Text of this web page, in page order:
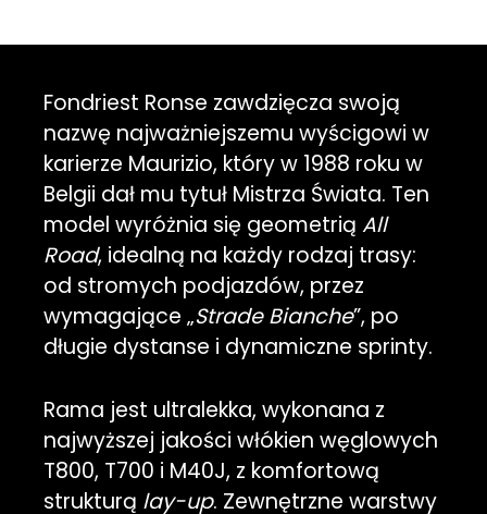
Fondriest Ronse zawdzięcza swoją
nazwę najważniejszemu wyścigowi w
karierze Maurizio, który w 1988 roku w
Belgii dał mu tytuł Mistrza Świata. Ten
model wyróżnia się geometrią All
Road, idealną na każdy rodzaj trasy:
od stromych podjazdów, przez
wymagające „Strade Bianche”, po
długie dystanse i dynamiczne sprinty.
Rama jest ultralekka, wykonana z
najwyższej jakości włókien węglowych
T800, T700 i M40J, z komfortową
strukturą lay-up. Zewnętrzne warstwy